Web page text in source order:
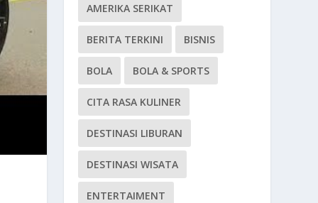
AMERIKA SERIKAT
BERITA TERKINI BISNIS
BOLA BOLA & SPORTS
CITA RASA KULINER
DESTINASI LIBURAN
DESTINASI WISATA
ENTERTAIMENT